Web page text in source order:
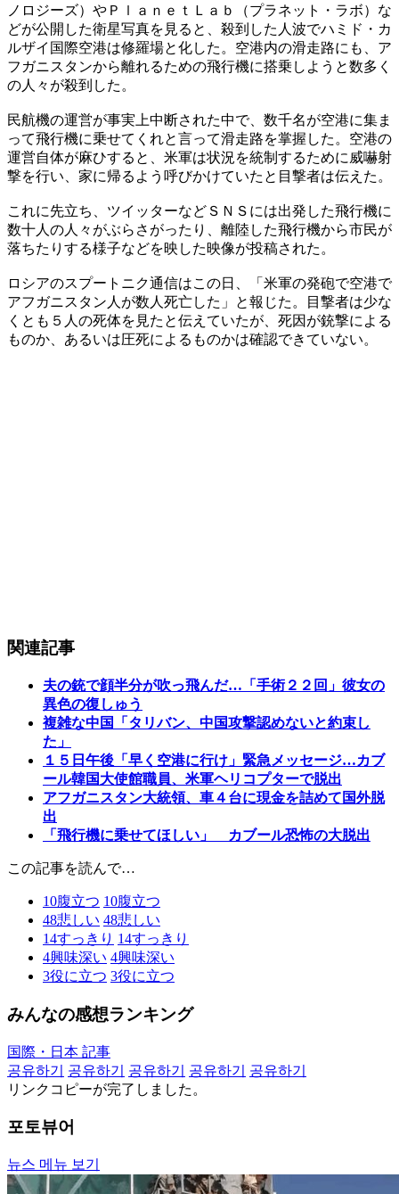
ノロジーズ）やＰｌａｎｅｔＬａｂ（プラネット・ラボ）な
どが公開した衛星写真を見ると、殺到した人波でハミド・カ
ルザイ国際空港は修羅場と化した。空港内の滑走路にも、ア
フガニスタンから離れるための飛行機に搭乗しようと数多く
の人々が殺到した。
民航機の運営が事実上中断された中で、数千名が空港に集ま
って飛行機に乗せてくれと言って滑走路を掌握した。空港の
運営自体が麻ひすると、米軍は状況を統制するために威嚇射
撃を行い、家に帰るよう呼びかけていたと目撃者は伝えた。
これに先立ち、ツイッターなどＳＮＳには出発した飛行機に
数十人の人々がぶらさがったり、離陸した飛行機から市民が
落ちたりする様子などを映した映像が投稿された。
ロシアのスプートニク通信はこの日、「米軍の発砲で空港で
アフガニスタン人が数人死亡した」と報じた。目撃者は少な
くとも５人の死体を見たと伝えていたが、死因が銃撃による
ものか、あるいは圧死によるものかは確認できていない。
関連記事
夫の銃で顔半分が吹っ飛んだ…「手術２２回」彼女の
異色の復しゅう
複雑な中国「タリバン、中国攻撃認めないと約束し
た」
１５日午後「早く空港に行け」緊急メッセージ…カブ
ール韓国大使館職員、米軍ヘリコプターで脱出
アフガニスタン大統領、車４台に現金を詰めて国外脱
出
「飛行機に乗せてほしい」 カブール恐怖の大脱出
この記事を読んで…
10腹立つ 10腹立つ
48悲しい 48悲しい
14すっきり 14すっきり
4興味深い 4興味深い
3役に立つ 3役に立つ
みんなの感想ランキング
国際・日本 記事
공유하기
공유하기 공유하기 공유하기
공유하기
リンクコピーが完了しました。
포토뷰어
뉴스 메뉴 보기